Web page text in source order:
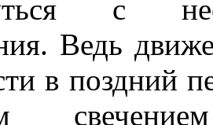
с
Ведь
в поздний